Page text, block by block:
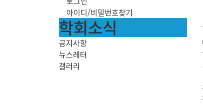
아이디/비밀번호찾기
학회소식
공지사항
뉴스레터
갤러리